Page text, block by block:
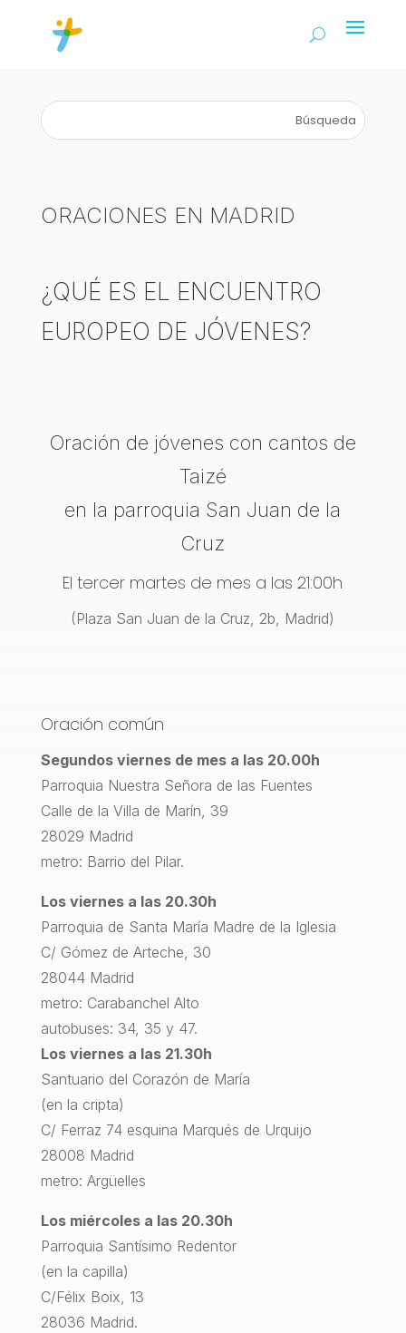
ORACIONES EN MADRID
¿QUÉ ES EL ENCUENTRO
EUROPEO DE JÓVENES?
Oración de jóvenes con cantos de
Taizé
en la parroquia San Juan de la
Cruz
El tercer martes de mes a las 21:00h
(Plaza San Juan de la Cruz, 2b, Madrid)
Oración común
Segundos viernes de mes a las 20.00h
Parroquia Nuestra Señora de las Fuentes
Calle de la Villa de Marín, 39
28029 Madrid
metro: Barrio del Pilar.
Los viernes a las 20.30h
Parroquia de Santa María Madre de la Iglesia
C/ Gómez de Arteche, 30
28044 Madrid
metro: Carabanchel Alto
autobuses: 34, 35 y 47.
Los viernes a las 21.30h
Santuario del Corazón de María
(en la cripta)
C/ Ferraz 74 esquina Marqués de Urquijo
28008 Madrid
metro: Argüelles
Los miércoles a las 20.30h
Parroquia Santísimo Redentor
(en la capilla)
C/Félix Boix, 13
28036 Madrid.